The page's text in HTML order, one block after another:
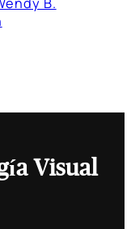
Visual